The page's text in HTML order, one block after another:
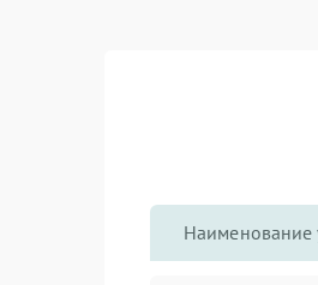
Наименование